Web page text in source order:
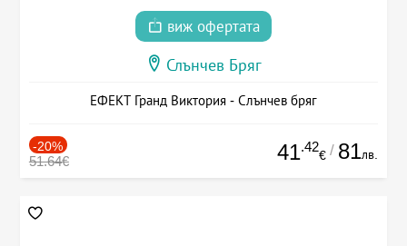
виж офертата
Слънчев Бряг
ЕФЕКТ Гранд Виктория - Слънчев бряг
-20%
51.64€ 41.42
€ / 81лв.